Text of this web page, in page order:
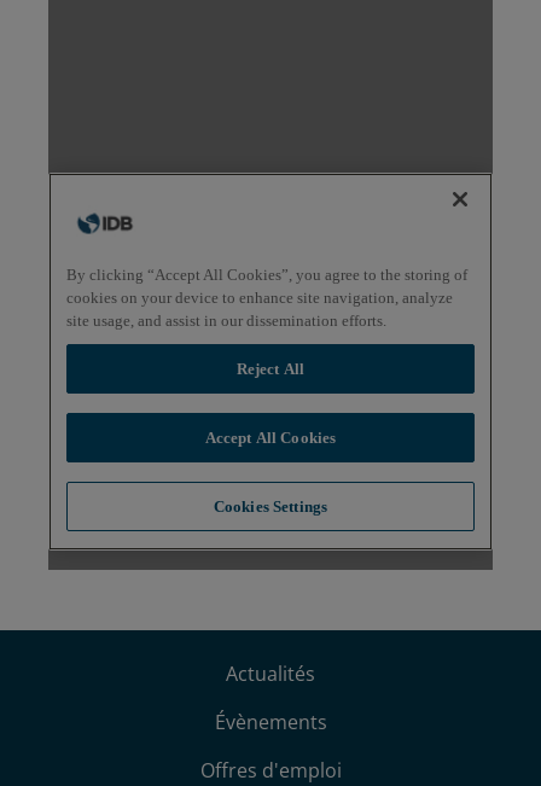
Actualités
Évènements
Offres d'emploi